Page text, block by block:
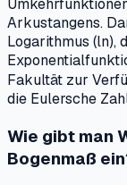
Arkustangens.
Logarithmus (ln),
Fakultät zur
die Eulersche
Wie gibt man
Bogenmaß